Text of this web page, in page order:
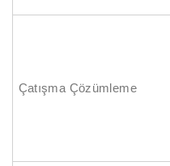
Çatışma Çözümleme